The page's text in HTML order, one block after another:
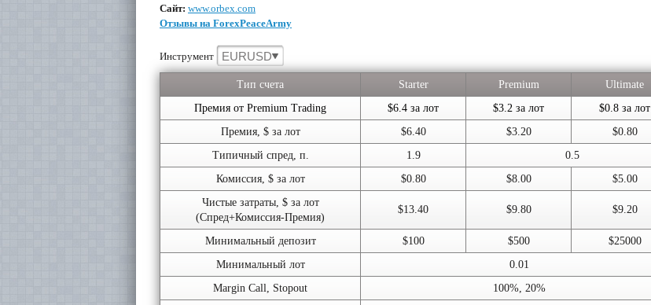
Сайт: www.orbex.com
Отзывы на ForexPeaceArmy
Инструмент EURUSD
Тип счета Starter Premium
Ultimate
Премия от Premium Trading
$6.4 за лот $3.2 за лот
$0.8 за лот
Премия, $ за лот
$6.40 $3.20
$0.80
Типичный спред, п.
1.9
0.5
Комиссия, $ за лот
$0.80 $8.00
$5.00
Чистые затраты, $ за лот
(Спред+Комиссия-Премия)
$13.40 $9.80 $9.20
Минимальный депозит $100 $500
$25000
Минимальный лот
0.01
Margin Call, Stopout
100%, 20%